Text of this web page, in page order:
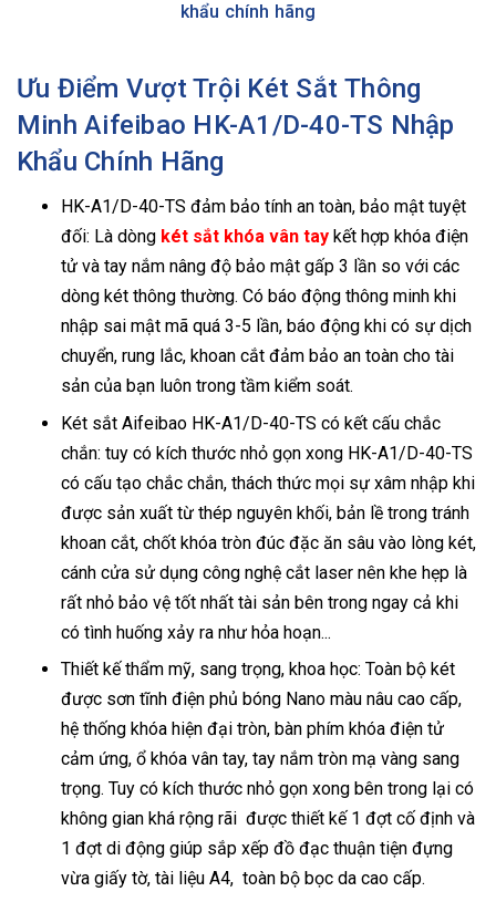
khẩu chính hãng
Ưu Điểm Vượt Trội Két Sắt Thông
Minh Aifeibao HK-A1/D-40-TS Nhập
Khẩu Chính Hãng
HK-A1/D-40-TS đảm bảo tính an toàn, bảo mật tuyệt
đối: Là dòng két sắt khóa vân tay kết hợp khóa điện
tử và tay nắm nâng độ bảo mật gấp 3 lần so với các
dòng két thông thường. Có báo động thông minh khi
nhập sai mật mã quá 3-5 lần, báo động khi có sự dịch
chuyển, rung lắc, khoan cắt đảm bảo an toàn cho tài
sản của bạn luôn trong tầm kiểm soát.
Két sắt Aifeibao HK-A1/D-40-TS có kết cấu chắc
chắn: tuy có kích thước nhỏ gọn xong HK-A1/D-40-TS
có cấu tạo chắc chắn, thách thức mọi sự xâm nhập khi
được sản xuất từ thép nguyên khối, bản lề trong tránh
khoan cắt, chốt khóa tròn đúc đặc ăn sâu vào lòng két,
cánh cửa sử dụng công nghệ cắt laser nên khe hẹp là
rất nhỏ bảo vệ tốt nhất tài sản bên trong ngay cả khi
có tình huống xảy ra như hỏa hoạn...
Thiết kế thẩm mỹ, sang trọng, khoa học: Toàn bộ két
được sơn tĩnh điện phủ bóng Nano màu nâu cao cấp,
hệ thống khóa hiện đại tròn, bàn phím khóa điện tử
cảm ứng, ổ khóa vân tay, tay nắm tròn mạ vàng sang
trọng. Tuy có kích thước nhỏ gọn xong bên trong lại có
không gian khá rộng rãi được thiết kế 1 đợt cố định và
1 đợt di động giúp sắp xếp đồ đạc thuận tiện đựng
vừa giấy tờ, tài liệu A4, toàn bộ bọc da cao cấp.